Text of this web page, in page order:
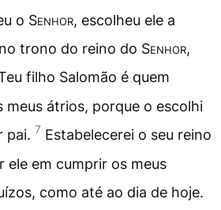
o Senhor, escolheu ele a
trono do reino do Senhor,
filho Salomão é quem
meus átrios, porque o escolhi
pai. 7 Estabelecerei o seu reino
ele em cumprir os meus
como até ao dia de hoje.